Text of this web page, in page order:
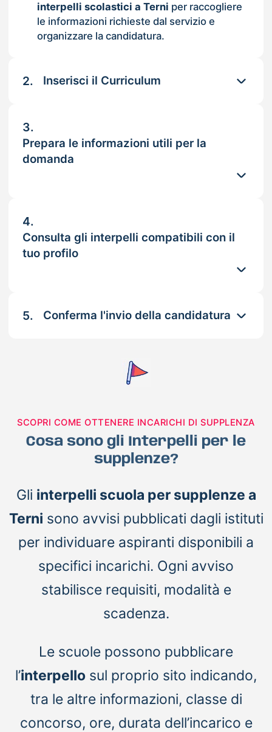
interpelli scolastici a Terni per raccogliere
le informazioni richieste dal servizio e
organizzare la candidatura.
2. Inserisci il Curriculum
3.
Prepara le informazioni utili per la
domanda
4.
Consulta gli interpelli compatibili con il
tuo profilo
5. Conferma l'invio della candidatura
SCOPRI COME OTTENERE INCARICHI DI SUPPLENZA
Cosa sono gli Interpelli per le
supplenze?
Gli interpelli scuola per supplenze a
Terni sono avvisi pubblicati dagli istituti
per individuare aspiranti disponibili a
specifici incarichi. Ogni avviso
stabilisce requisiti, modalità e
scadenza.
Le scuole possono pubblicare
l’interpello sul proprio sito indicando,
tra le altre informazioni, classe di
concorso, ore, durata dell’incarico e